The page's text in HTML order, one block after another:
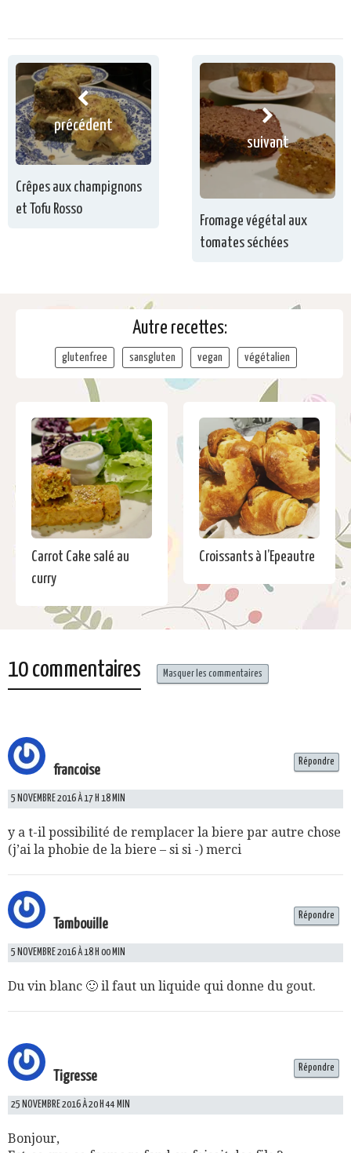
précédent
Crêpes aux champignons
et Tofu Rosso
suivant
Fromage végétal aux
tomates séchées
Autre recettes:
glutenfree sansgluten vegan végétalien
Carrot Cake salé au
curry
Croissants à l’Epeautre
10 commentaires Masquer les commentaires
francoise
5 NOVEMBRE 2016 À 17 H 18 MIN
y a t-il possibilité de remplacer la biere par autre chose
(j’ai la phobie de la biere – si si -) merci
Répondre
Tambouille
5 NOVEMBRE 2016 À 18 H 00 MIN
Du vin blanc 🙂 il faut un liquide qui donne du gout.
Répondre
Tigresse
25 NOVEMBRE 2016 À 20 H 44 MIN
Bonjour,
Répondre